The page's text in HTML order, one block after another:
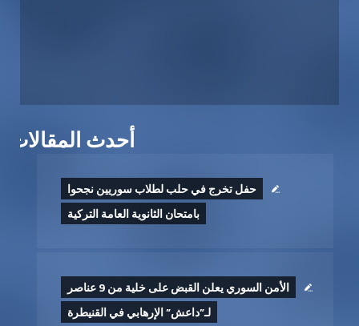
أحدث المقالات
حفل تخرج في حلب لطلاب سوريين نجحوا
بامتحان الثانوية العامة التركية
الأمن السوري يعلن القبض على خلية من 9 عناصر
لـ”داعش” الإرهابي في القنيطرة